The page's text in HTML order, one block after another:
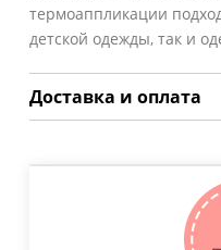
термоаппликации
детской одежды, так и
Доставка и оплата